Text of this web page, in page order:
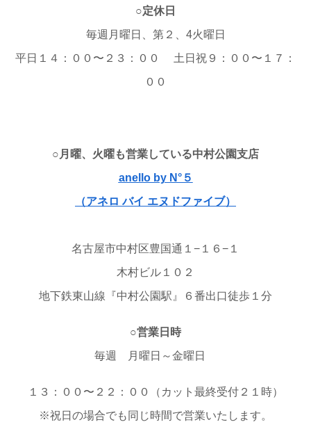
○定休日
毎週月曜日、第２、4火曜日
平日１４：００〜２３：００ 土日祝９：００〜１７：
００
○月曜、火曜も営業している中村公園支店
anello by N°５
（アネロ バイ エヌドファイブ）
名古屋市中村区豊国通１−１６−１
木村ビル１０２
地下鉄東山線『中村公園駅』６番出口徒歩１分
○営業日時
毎週 月曜日～金曜日
１３：００〜２２：００（カット最終受付２１時）
※祝日の場合でも同じ時間で営業いたします。